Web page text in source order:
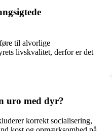
til alvorlige
livskvalitet, derfor er det
uro med dyr?
korrekt socialisering,